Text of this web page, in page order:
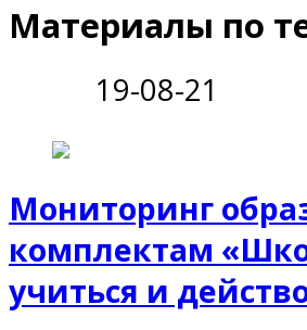
Материалы по
19-08-21
Мониторинг
комплектам
учиться и